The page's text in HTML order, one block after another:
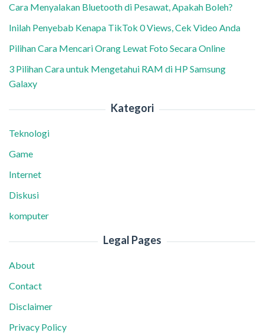
Cara Menyalakan Bluetooth di Pesawat, Apakah Boleh?
Inilah Penyebab Kenapa TikTok 0 Views, Cek Video Anda
Pilihan Cara Mencari Orang Lewat Foto Secara Online
3 Pilihan Cara untuk Mengetahui RAM di HP Samsung
Galaxy
Kategori
Teknologi
Game
Internet
Diskusi
komputer
Legal Pages
About
Contact
Disclaimer
Privacy Policy